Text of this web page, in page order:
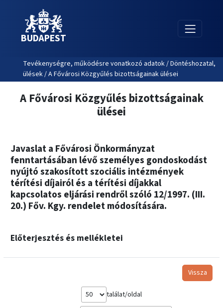
BUDAPEST
Tevékenységre, működésre vonatkozó adatok / Döntéshozatal,
ülések / A Fővárosi Közgyűlés bizottságainak ülései
A Fővárosi Közgyűlés bizottságainak
ülései
Javaslat a Fővárosi Önkormányzat
fenntartásában lévő személyes gondoskodást
nyújtó szakosított szociális intézmények
térítési díjairól és a térítési díjakkal
kapcsolatos eljárási rendről szóló 12/1997. (III.
20.) Főv. Kgy. rendelet módosítására.
Előterjesztés és mellékletei
Vissza
találat/oldal